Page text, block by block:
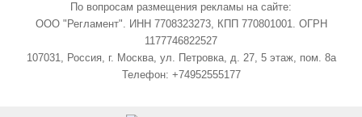
По вопросам размещения рекламы на сайте:
ООО "Регламент". ИНН 7708323273, КПП 770801001. ОГРН
1177746822527
107031, Россия, г. Москва, ул. Петровка, д. 27, 5 этаж, пом. 8а
Телефон: +74952555177